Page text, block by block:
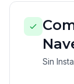
Sin